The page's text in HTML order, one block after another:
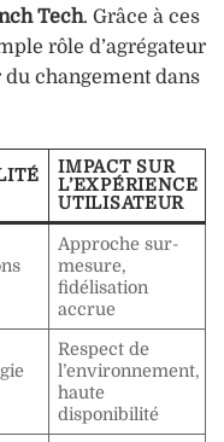
Tech. Grâce à ces
rôle d’agrégateur
changement dans
IMPACT SUR
L’EXPÉRIENCE
UTILISATEUR
Approche sur-
mesure,
fidélisation
accrue
Respect de
l’environnement,
haute
disponibilité